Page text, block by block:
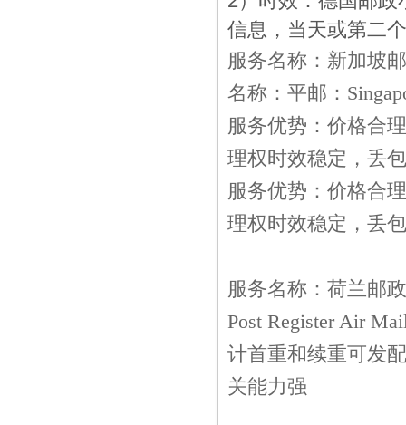
信息，当天或第二
服务名称：新加坡
名称：平邮：
服务优势：价格合
理权时效稳定，丢
服务优势：价格合
理权时效稳定，丢
服务名称：荷兰邮
Post Register Air
计首重和续重可发
关能力强